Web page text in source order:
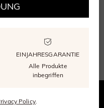
EINJAHRESGARANTIE
Alle Produkte
inbegriffen
Policy.